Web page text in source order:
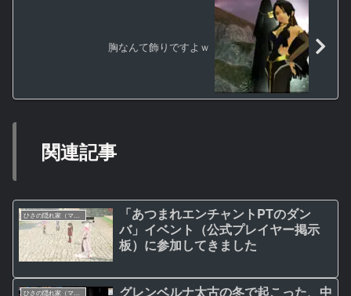
胸なんて飾りですよｗ
関連記事
「あつまれエンチャントPTのダン
バ」イベント（公式プレイヤー掲示
板）に参加してきました
ひさの隠れ家（マビノギ日記） グレンベルナ太古の冬で起こった、中